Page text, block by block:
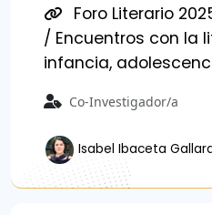
Foro Literario
/ Encuentros con la
infancia,
Co-Investigador/a
Isabel Ibaceta